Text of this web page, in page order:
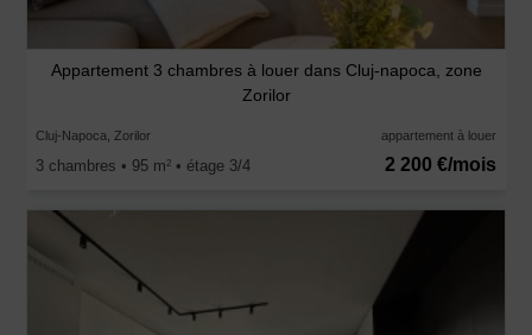
Appartement 3 chambres à louer dans Cluj-napoca, zone
Zorilor
Cluj-Napoca, Zorilor appartement à louer
3 chambres • 95 m2 • étage 3/4 2 200 €/mois